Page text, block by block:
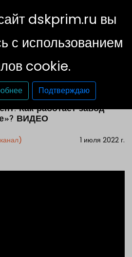
dskprim.ru вы
с использованием
cookie.
Подтверждаю
Как работает завод
ВИДЕО
1 июля 2022 г.